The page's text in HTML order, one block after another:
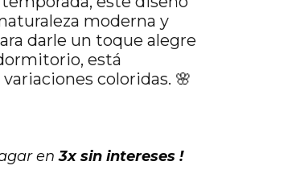
moderna y
darle un toque alegre
está
coloridas. 🌸
en3x sin intereses !